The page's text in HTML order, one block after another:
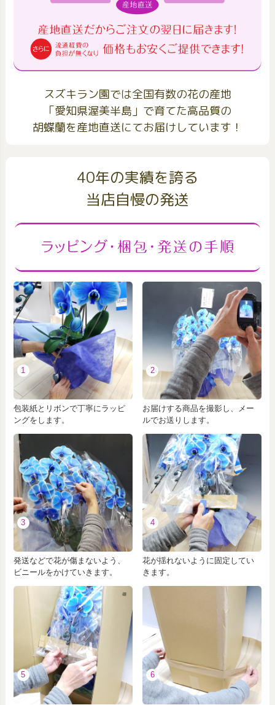
スズキラン園では全国有数の花の産地
「愛知県渥美半島」で育てた高品質の
胡蝶蘭を産地直送にてお届けしています！
40年の実績を誇る
当店自慢の発送
1
包装紙とリボンで丁寧にラッピ
ングをします。
2
お届けする商品を撮影し、メー
ルでお送りします。
3
発送などで花が傷まないよう、
ビニールをかけていきます。
4
花が揺れないように固定してい
きます。
5 6